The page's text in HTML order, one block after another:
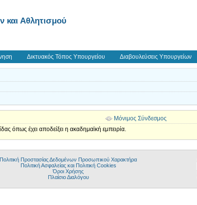
και Αθλητισμού
Δικτυακός Τόπος Υπουργείου Διαβουλεύσεις Υπουργείων
Μόνιμος Σύνδεσμος
όπως έχει αποδείξει η ακαδημαϊκή εμπειρία.
Πολιτική Προστασίας Δεδομένων Προσωπικού Χαρακτήρα
Πολιτική Ασφαλείας και Πολιτική Cookies
Όροι Χρήσης
Πλαίσιο Διαλόγου